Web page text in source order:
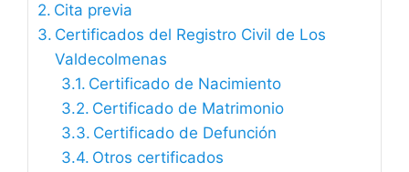
Cita previa
Certificados del Registro Civil de Los
Valdecolmenas
Certificado de Nacimiento
Certificado de Matrimonio
Certificado de Defunción
Otros certificados